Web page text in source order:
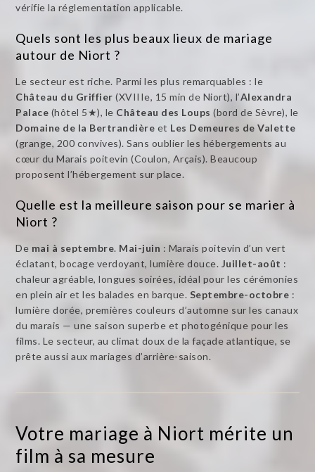
vérifie la réglementation applicable.
Quels sont les plus beaux lieux de mariage
autour de Niort ?
Le secteur est riche. Parmi les plus remarquables : le
Château du Griffier (XVIIIe, 15 min de Niort), l’Alexandra
Palace (hôtel 5★), le Château des Loups (bord de Sèvre), le
Domaine de la Bertrandière et Les Demeures de Valette
(grange, 200 convives). Sans oublier les hébergements au
cœur du Marais poitevin (Coulon, Arçais). Beaucoup
proposent l’hébergement sur place.
Quelle est la meilleure saison pour se marier à
Niort ?
De mai à septembre. Mai-juin : Marais poitevin d’un vert
éclatant, bocage verdoyant, lumière douce. Juillet-août :
chaleur agréable, longues soirées, idéal pour les cérémonies
en plein air et les balades en barque. Septembre-octobre :
lumière dorée, premières couleurs d’automne sur les canaux
du marais — une saison superbe et photogénique pour les
films. Le secteur, au climat doux de la façade atlantique, se
prête aussi aux mariages d’arrière-saison.
Votre mariage à Niort mérite un
film à sa mesure